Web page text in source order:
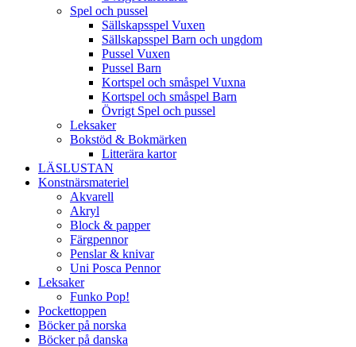
Spel och pussel
Sällskapsspel Vuxen
Sällskapsspel Barn och ungdom
Pussel Vuxen
Pussel Barn
Kortspel och småspel Vuxna
Kortspel och småspel Barn
Övrigt Spel och pussel
Leksaker
Bokstöd & Bokmärken
Litterära kartor
LÄSLUSTAN
Konstnärsmateriel
Akvarell
Akryl
Block & papper
Färgpennor
Penslar & knivar
Uni Posca Pennor
Leksaker
Funko Pop!
Pockettoppen
Böcker på norska
Böcker på danska